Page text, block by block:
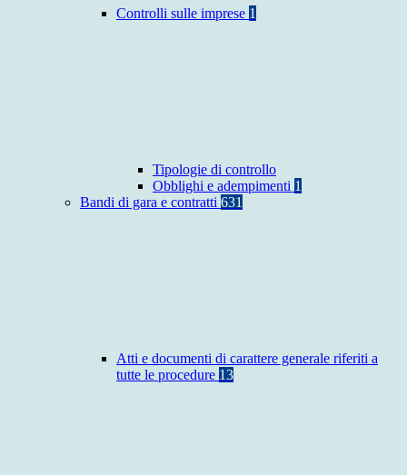
Controlli sulle imprese 1
Tipologie di controllo
Obblighi e adempimenti 1
Bandi di gara e contratti 631
Atti e documenti di carattere generale riferiti a
tutte le procedure 13